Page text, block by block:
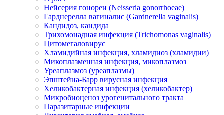
Нейсерия гонореи (Neisseria gonorrhoeae)
Гарднерелла вагиналис (Gardnerella vaginalis)
Кандидоз, кандида
Трихомонадная инфекция (Trichomonas vaginalis)
Цитомегаловирус
Хламидийная инфекция, хламидиоз (хламидии)
Микоплазменная инфекция, микоплазмоз
Уреаплазмоз (уреаплазмы)
Эпштейна-Барр вирусная инфекция
Хеликобактерная инфекция (хеликобактер)
Микробиоценоз урогенитального тракта
Паразитарные инфекции